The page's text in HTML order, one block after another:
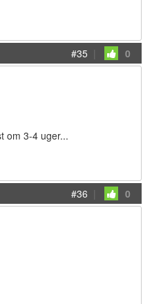
#35 | 0
om 3-4 uger...
#36 | 0